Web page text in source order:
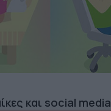
και social media